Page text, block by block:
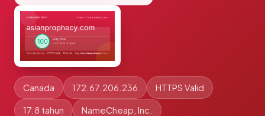
Canada 172.67.206.236 HTTPS Valid
17.8 tahun NameCheap, Inc.